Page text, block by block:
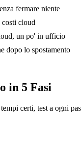
fermare niente
cloud
un po' in ufficio
dopo lo spostamento
in 5 Fasi
certi, test a ogni